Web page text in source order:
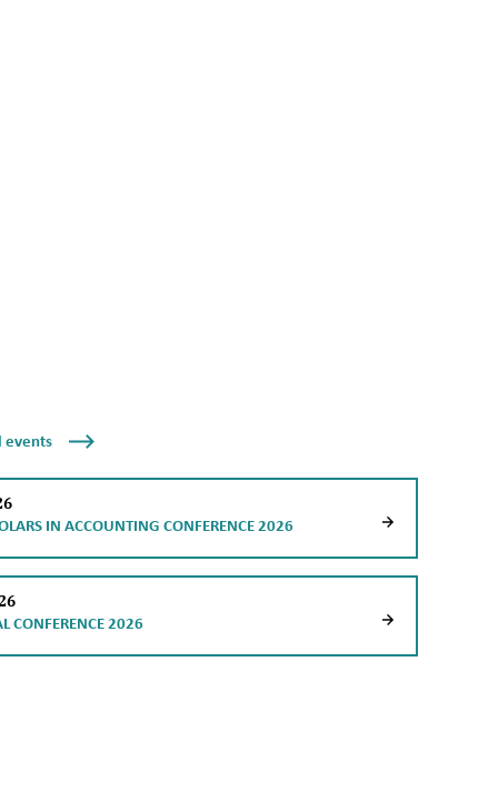
events
IN ACCOUNTING CONFERENCE 2026
CONFERENCE 2026